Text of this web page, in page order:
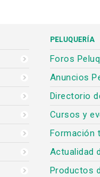
PELUQUERÍA
Foros
Anuncios
Directorio
Cursos y
Formación
Actualidad
Productos